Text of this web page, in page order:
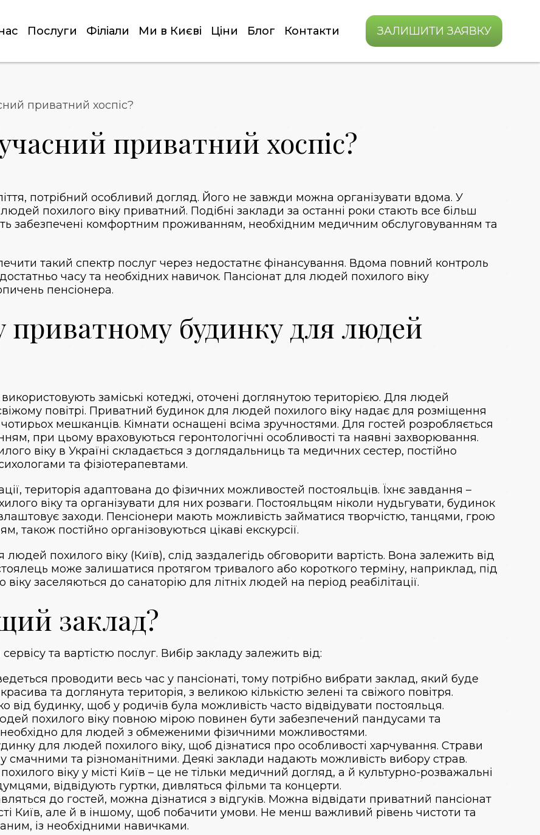
Послуги Філіали Ми в Києві Ціни Блог Контакти ЗАЛИШИТИ ЗАЯВКУ
приватний хоспіс?
приватний хоспіс?
потрібний особливий догляд. Його не завжди можна організувати вдома. У
похилого віку приватний. Подібні заклади за останні роки стають все більш
забезпечені комфортним проживанням, необхідним медичним обслуговуванням та
такий спектр послуг через недостатнє фінансування. Вдома повний контроль
часу та необхідних навичок. Пансіонат для людей похилого віку
пенсіонера.
приватному будинку для людей
заміські котеджі, оточені доглянутою територією. Для людей
повітрі. Приватний будинок для людей похилого віку надає для розміщення
мешканців. Кімнати оснащені всіма зручностями. Для гостей розробляється
при цьому враховуються геронтологічні особливості та наявні захворювання.
віку в Україні складається з доглядальниць та медичних сестер, постійно
та фізіотерапевтами.
територія адаптована до фізичних можливостей постояльців. Їхнє завдання –
віку та організувати для них розваги. Постояльцям ніколи нудьгувати, будинок
заходи. Пенсіонери мають можливість займатися творчістю, танцями, грою
також постійно організовуються цікаві екскурсії.
похилого віку (Київ), слід заздалегідь обговорити вартість. Вона залежить від
може залишатися протягом тривалого або короткого терміну, наприклад, під
заселяються до санаторію для літніх людей на період реабілітації.
заклад?
та вартістю послуг. Вибір закладу залежить від:
проводити весь час у пансіонаті, тому потрібно вибрати заклад, який буде
та доглянута територія, з великою кількістю зелені та свіжого повітря.
від будинку, щоб у родичів була можливість часто відвідувати постояльця.
похилого віку повною мірою повинен бути забезпечений пандусами та
для людей з обмеженими фізичними можливостями.
для людей похилого віку, щоб дізнатися про особливості харчування. Страви
смачними та різноманітними. Деякі заклади надають можливість вибору страв.
віку у місті Київ – це не тільки медичний догляд, а й культурно-розважальні
відвідують гуртки, дивляться фільми та концерти.
до гостей, можна дізнатися з відгуків. Можна відвідати приватний пансіонат
Київ, але й в іншому, щоб побачити умови. Не менш важливий рівень чистоти та
із необхідними навичками.